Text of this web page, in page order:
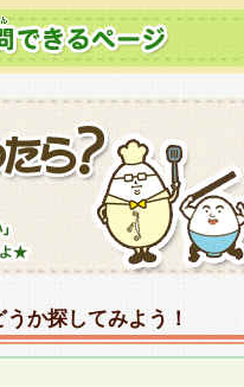
か探してみよう！